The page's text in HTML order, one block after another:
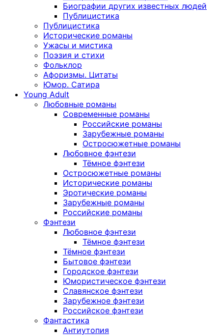
Биографии других известных людей
Публицистика
Публицистика
Исторические романы
Ужасы и мистика
Поэзия и стихи
Фольклор
Афоризмы. Цитаты
Юмор. Сатира
Young Adult
Любовные романы
Современные романы
Российские романы
Зарубежные романы
Остросюжетные романы
Любовное фэнтези
Тёмное фэнтези
Остросюжетные романы
Исторические романы
Эротические романы
Зарубежные романы
Российские романы
Фэнтези
Любовное фэнтези
Тёмное фэнтези
Тёмное фэнтези
Бытовое фэнтези
Городское фэнтези
Юмористическое фэнтези
Славянское фэнтези
Зарубежное фэнтези
Российское фэнтези
Фантастика
Антиутопия